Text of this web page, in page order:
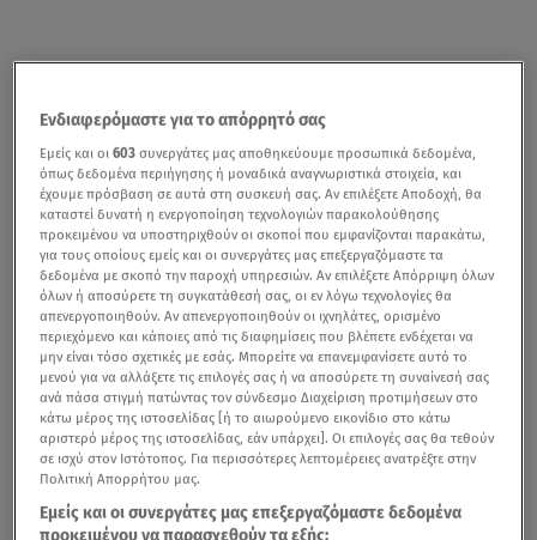
Ενδιαφερόμαστε για το απόρρητό σας
Εμείς και οι603 συνεργάτες μας αποθηκεύουμε προσωπικά δεδομένα,
όπως δεδομένα περιήγησης ή μοναδικά αναγνωριστικά στοιχεία, και
έχουμε πρόσβαση σε αυτά στη συσκευή σας. Αν επιλέξετε Αποδοχή, θα
καταστεί δυνατή η ενεργοποίηση τεχνολογιών παρακολούθησης
προκειμένου να υποστηριχθούν οι σκοποί που εμφανίζονται παρακάτω,
για τους οποίους εμείς και οι συνεργάτες μας επεξεργαζόμαστε τα
δεδομένα με σκοπό την παροχή υπηρεσιών. Αν επιλέξετε Απόρριψη όλων
όλων ή αποσύρετε τη συγκατάθεσή σας, οι εν λόγω τεχνολογίες θα
απενεργοποιηθούν. Αν απενεργοποιηθούν οι ιχνηλάτες, ορισμένο
περιεχόμενο και κάποιες από τις διαφημίσεις που βλέπετε ενδέχεται να
μην είναι τόσο σχετικές με εσάς. Μπορείτε να επανεμφανίσετε αυτό το
μενού για να αλλάξετε τις επιλογές σας ή να αποσύρετε τη συναίνεσή σας
ανά πάσα στιγμή πατώντας τον σύνδεσμο Διαχείριση προτιμήσεων στο
κάτω μέρος της ιστοσελίδας [ή το αιωρούμενο εικονίδιο στο κάτω
αριστερό μέρος της ιστοσελίδας, εάν υπάρχει]. Οι επιλογές σας θα τεθούν
σε ισχύ στον Ιστότοπος. Για περισσότερες λεπτομέρειες ανατρέξτε στην
Πολιτική Απορρήτου μας.
Εμείς και οι συνεργάτες μας επεξεργαζόμαστε δεδομένα
προκειμένου να παρασχεθούν τα εξής: